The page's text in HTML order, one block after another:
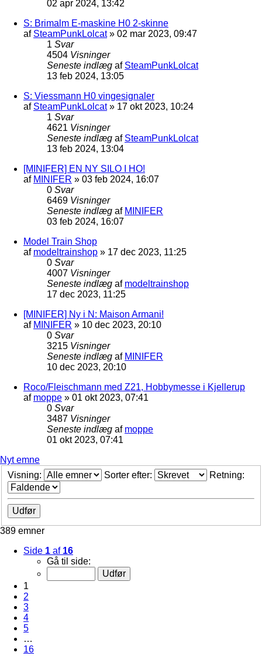
02 apr 2024, 13:42
S: Brimalm E-maskine H0 2-skinne
af SteamPunkLolcat» 02 mar 2023, 09:47
1 Svar
4504 Visninger
Seneste indlæg af SteamPunkLolcat
13 feb 2024, 13:05
S: Viessmann H0 vingesignaler
af SteamPunkLolcat» 17 okt 2023, 10:24
1 Svar
4621 Visninger
Seneste indlæg af SteamPunkLolcat
13 feb 2024, 13:04
[MINIFER] EN NY SILO I HO!
af MINIFER » 03 feb 2024, 16:07
0 Svar
6469 Visninger
Seneste indlæg af MINIFER
03 feb 2024, 16:07
Model Train Shop
af modeltrainshop » 17 dec 2023, 11:25
0 Svar
4007 Visninger
Seneste indlæg af modeltrainshop
17 dec 2023, 11:25
[MINIFER] Ny i N: Maison Armani!
af MINIFER » 10 dec 2023, 20:10
0 Svar
3215 Visninger
Seneste indlæg af MINIFER
10 dec 2023, 20:10
Roco/Fleischmann med Z21, Hobbymesse i Kjellerup
af moppe » 01 okt 2023, 07:41
0 Svar
3487 Visninger
Seneste indlæg af moppe
01 okt 2023, 07:41
Nyt emne
Visning:
Sorter efter: Retning:
389 emner
Side 1 af 16
Gå til side:
1
2
3
4
5
…
16